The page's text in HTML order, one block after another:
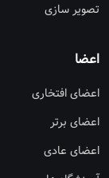
تصویر سازی
اعضا
اعضای افتخاری
اعضای برتر
اعضای عادی